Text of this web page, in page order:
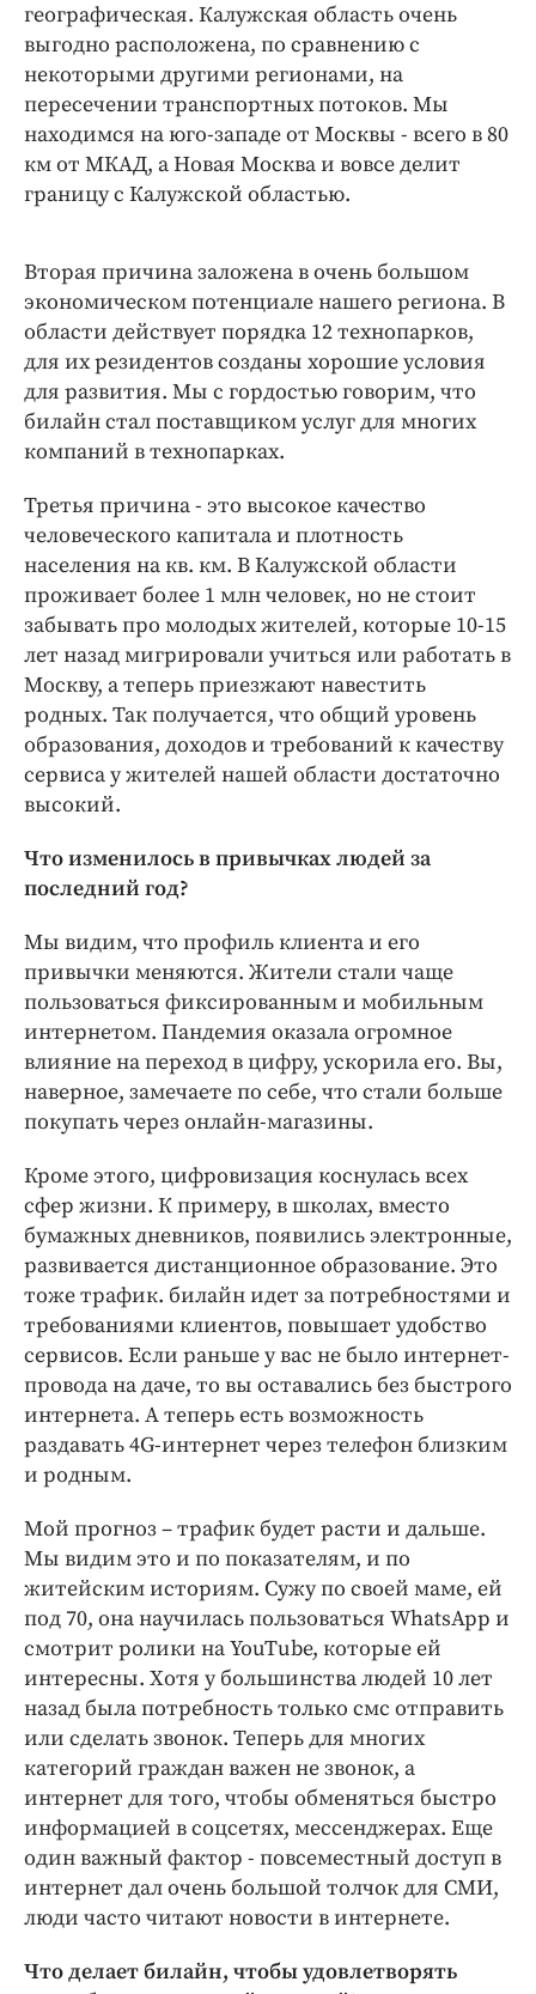
географическая. Калужская область очень
выгодно расположена, по сравнению с
некоторыми другими регионами, на
пересечении транспортных потоков. Мы
находимся на юго-западе от Москвы - всего в 80
км от МКАД, а Новая Москва и вовсе делит
границу с Калужской областью.
Вторая причина заложена в очень большом
экономическом потенциале нашего региона. В
области действует порядка 12 технопарков,
для их резидентов созданы хорошие условия
для развития. Мы с гордостью говорим, что
билайн стал поставщиком услуг для многих
компаний в технопарках.
Третья причина - это высокое качество
человеческого капитала и плотность
населения на кв. км. В Калужской области
проживает более 1 млн человек, но не стоит
забывать про молодых жителей, которые 10-15
лет назад мигрировали учиться или работать в
Москву, а теперь приезжают навестить
родных. Так получается, что общий уровень
образования, доходов и требований к качеству
сервиса у жителей нашей области достаточно
высокий.
Что изменилось в привычках людей за
последний год?
Мы видим, что профиль клиента и его
привычки меняются. Жители стали чаще
пользоваться фиксированным и мобильным
интернетом. Пандемия оказала огромное
влияние на переход в цифру, ускорила его. Вы,
наверное, замечаете по себе, что стали больше
покупать через онлайн-магазины.
Кроме этого, цифровизация коснулась всех
сфер жизни. К примеру, в школах, вместо
бумажных дневников, появились электронные,
развивается дистанционное образование. Это
тоже трафик. билайн идет за потребностями и
требованиями клиентов, повышает удобство
сервисов. Если раньше у вас не было интернет-
провода на даче, то вы оставались без быстрого
интернета. А теперь есть возможность
раздавать 4G-интернет через телефон близким
и родным.
Мой прогноз – трафик будет расти и дальше.
Мы видим это и по показателям, и по
житейским историям. Сужу по своей маме, ей
под 70, она научилась пользоваться WhatsApp и
смотрит ролики на YouTube, которые ей
интересны. Хотя у большинства людей 10 лет
назад была потребность только смс отправить
или сделать звонок. Теперь для многих
категорий граждан важен не звонок, а
интернет для того, чтобы обменяться быстро
информацией в соцсетях, мессенджерах. Еще
один важный фактор - повсеместный доступ в
интернет дал очень большой толчок для СМИ,
люди часто читают новости в интернете.
Что делает билайн, чтобы удовлетворять